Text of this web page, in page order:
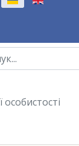
особистості